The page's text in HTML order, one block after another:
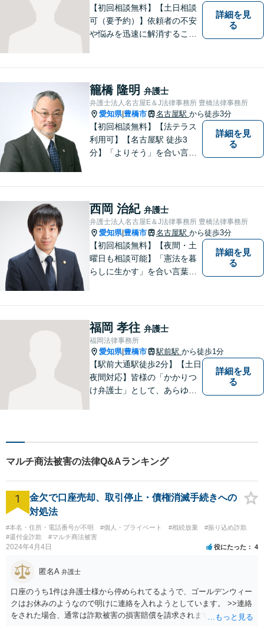
さい。
【初回相談無料】【土日相談
可（要予約）】依頼者の不安
や悩みを迅速に解消すること
気軽に相談できるように、謙
虚で親しみやすい弁護士を目
指しています。【駅前大通駅3
分】
詳細を見
る
籠橋 隆明 弁護士
弁護士法人名古屋E＆J法律事務所 豊橋法律事務所
愛知県| 豊橋市 名古屋駅 から徒歩3分
【初回相談無料】【法テラス
利用可】【名古屋駅 徒歩3
分】「よりそう」を合い言葉
応対をさせていただきます。
お気軽にご相談ください。
詳細を見
る
西岡 治紀 弁護士
弁護士法人名古屋E＆J法律事務所 豊橋法律事務所
愛知県| 豊橋市 名古屋駅 から徒歩3分
【初回相談無料】【夜間・土
曜日も相談可能】「憲法を暮
らしに生かす」を合い言葉
がら、尽力させていただきま
すので、お気軽にお問い合わ
せ下さい。
詳細を見
る
福岡 孝往 弁護士
福岡法律事務所
愛知県| 豊橋市 駅前駅 から徒歩1分
【駅前大通駅徒歩2分】【土日
夜間対応】皆様の「かかりつ
け弁護士」として、あらゆる
きます。まずはお気軽にご相
談ください。
詳細を見
る
マルチ商法被害の法律Q&Aランキング
1
金欠で口座売却、取引停止・債権消滅手続きへの
対処法
#本名・住所・電話番号が不明 #個人・プライベート #相続放棄
#振り込め詐欺
#還付金詐欺
#マルチ商法被害
2024年4月4日 役にたった 4
匿名A 弁護士
口座のうち1件は弁護士様から停められてるようで、ゴールデンウィー
クはお休みのようなので明けに連絡を入れようとしています。 >>連絡
をされた場合、通常は詐欺被害の損害賠償を請求されますのでご留意